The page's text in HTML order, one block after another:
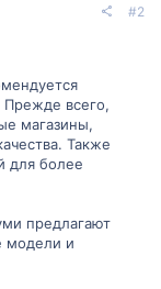
#2
Прежде всего,
магазины,
Также
для более
предлагают
модели и